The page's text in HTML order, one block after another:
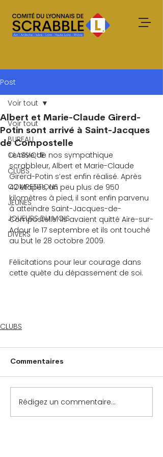
Post
Voir tout
BUREAU
CLASSIQUE
CLUBS
COMPETITIONS
JEUNES
JOUEURS DU MOIS
DIVERS
Voir tout
Albert et Marie-Claude Girerd-
Potin sont arrivé à Saint-Jacques
de Compostelle
Le rêve de nos sympathique
scrabbleur, Albert et Marie-Claude
Girerd-Potin s’est enfin réalisé. Après
42 étapes, un peu plus de 950
kilomètres à pied, il sont enfin parvenu
à atteindre Saint-Jacques-de-
Compostelle. Ils avaient quitté Aire-sur-
Adour le 17 septembre et ils ont touché
au but le 28 octobre 2009.
Félicitations pour leur courage dans
cette quète du dépassement de soi.
CLUBS
Commentaires
Rédigez un commentaire...